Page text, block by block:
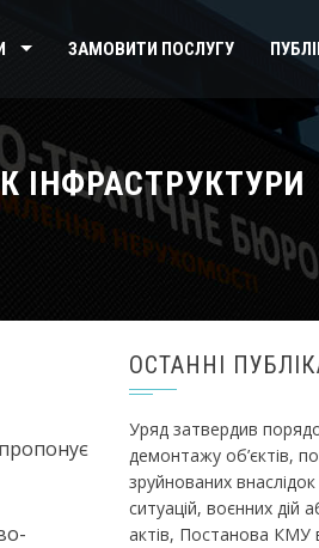
ЗАМОВИТИ ПОСЛУГУ
ІНФРАСТРУКТУРИ
ОСТАННІ
Уряд затвердив
демонтажу об’єктів,
зруйнованих
ситуацій, воєнних дій
актів, Постанова КМУ